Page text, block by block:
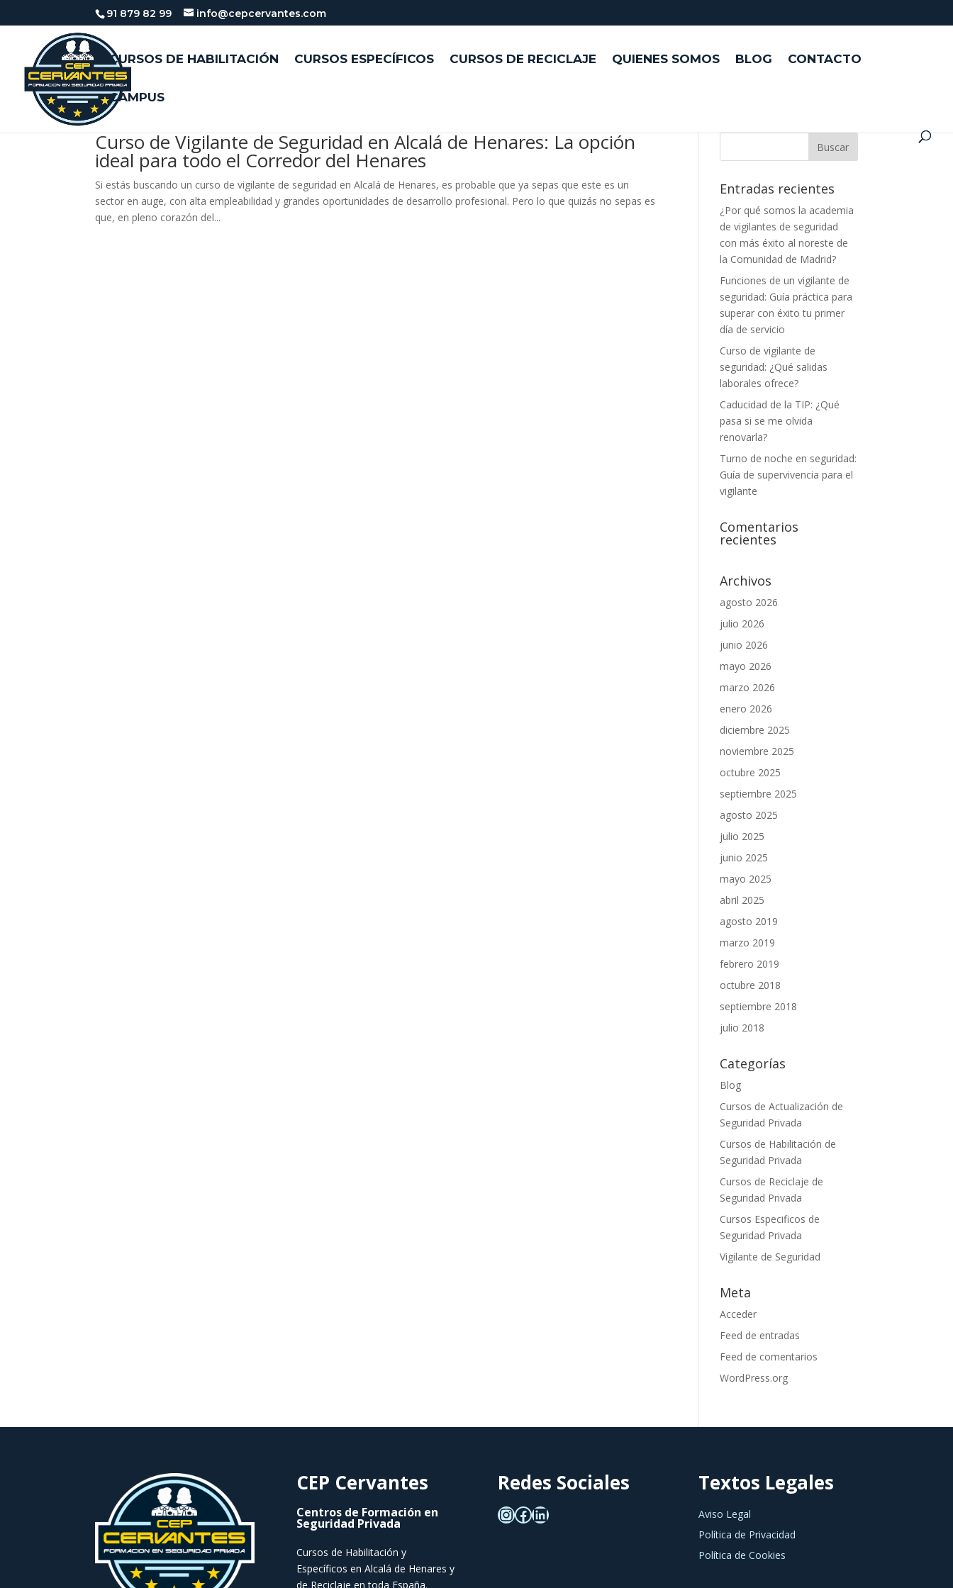
91 879 82 99 info@cepcervantes.com
CURSOS DE HABILITACIÓN CURSOS ESPECÍFICOS CURSOS DE RECICLAJE QUIENES SOMOS BLOG CONTACTO
CAMPUS
Curso de Vigilante de Seguridad en Alcalá de Henares: La opción
ideal para todo el Corredor del Henares
Si estás buscando un curso de vigilante de seguridad en Alcalá de Henares, es probable que ya sepas que este es un
sector en auge, con alta empleabilidad y grandes oportunidades de desarrollo profesional. Pero lo que quizás no sepas es
que, en pleno corazón del...
Entradas recientes
¿Por qué somos la academia
de vigilantes de seguridad
con más éxito al noreste de
la Comunidad de Madrid?
Funciones de un vigilante de
seguridad: Guía práctica para
superar con éxito tu primer
día de servicio
Curso de vigilante de
seguridad: ¿Qué salidas
laborales ofrece?
Caducidad de la TIP: ¿Qué
pasa si se me olvida
renovarla?
Turno de noche en seguridad:
Guía de supervivencia para el
vigilante
Comentarios
recientes
Archivos
agosto 2026
julio 2026
junio 2026
mayo 2026
marzo 2026
enero 2026
diciembre 2025
noviembre 2025
octubre 2025
septiembre 2025
agosto 2025
julio 2025
junio 2025
mayo 2025
abril 2025
agosto 2019
marzo 2019
febrero 2019
octubre 2018
septiembre 2018
julio 2018
Categorías
Blog
Cursos de Actualización de
Seguridad Privada
Cursos de Habilitación de
Seguridad Privada
Cursos de Reciclaje de
Seguridad Privada
Cursos Especificos de
Seguridad Privada
Vigilante de Seguridad
Meta
Acceder
Feed de entradas
Feed de comentarios
WordPress.org
CEP Cervantes
Centros de Formación en
Seguridad Privada
Cursos de Habilitación y
Específicos en Alcalá de Henares y
de Reciclaje en toda España.
Redes Sociales Textos Legales
Aviso Legal
Política de Privacidad
Política de Cookies